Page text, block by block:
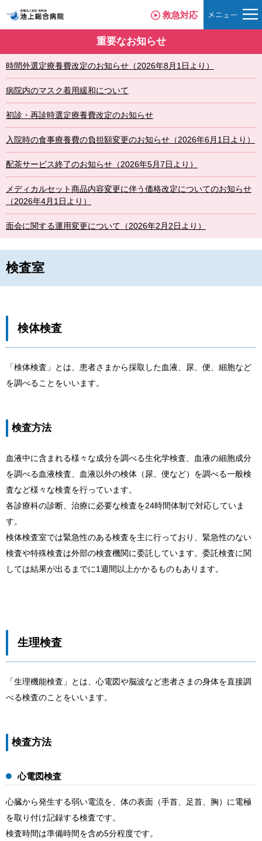
救急対応
重要なお知らせ
時間外選定療養費改定のお知らせ（2026年8月1日より）
病院内のマスク着用緩和について
初診・再診時選定療養費改定のお知らせ
入院時の食事療養費の負担額変更のお知らせ（2026年6月1日より）
配茶サービス終了のお知らせ（2026年5月7日より）
メディカルセット商品内容変更に伴う価格改定についてのお知らせ
（2026年4月1日より）
面会に関する運用変更について（2026年2月2日より）
検査室
検体検査
「検体検査」とは、患者さまから採取した血液、尿、便、細胞など
を調べることをいいます。
検査方法
血液中に含まれる様々な成分を調べる生化学検査、血液の細胞成分
を調べる血液検査、血液以外の検体（尿、便など）を調べる一般検
査など様々な検査を行っています。
各診療科の診断、治療に必要な検査を24時間体制で対応していま
す。
検体検査室では緊急性のある検査を主に行っており、緊急性のない
検査や特殊検査は外部の検査機関に委託しています。委託検査に関
しては結果が出るまでに1週間以上かかるものもあります。
生理検査
「生理機能検査」とは、心電図や脳波など患者さまの身体を直接調
べる検査のことをいいます。
検査方法
心電図検査
心臓から発生する弱い電流を、体の表面（手首、足首、胸）に電極
を取り付け記録する検査です。
検査時間は準備時間を含め5分程度です。